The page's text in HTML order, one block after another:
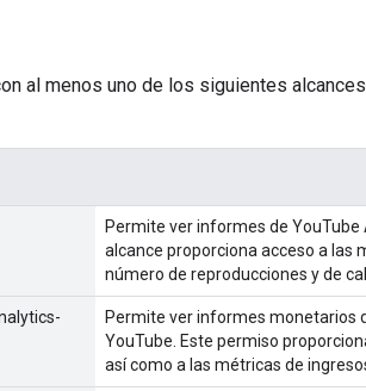
al menos uno de los siguientes
Permite ver informes de
alcance proporciona acceso a las
número de reproducciones y de
Permite ver informes monetarios
YouTube. Este permiso
así como a las métricas de